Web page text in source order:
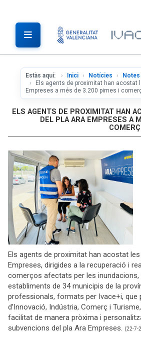
Estàs aquí: Inici Notícies
Els agents de proximitat han acostat
Empreses a més de 3.200 pimes i
ELS AGENTS DE PROXIMITAT HAN
DEL PLA ARA EMPRESES A
Els agents de proximitat han acostat
Empreses, dirigides a la recuperació i
comerços afectats per les inundacions,
establiments de 34 municipis de la
professionals, formats per Ivace+i, que
d’Innovació, Indústria, Comerç i
facilitat de manera pròxima i
subvencions del pla Ara Empreses.
(22-7-